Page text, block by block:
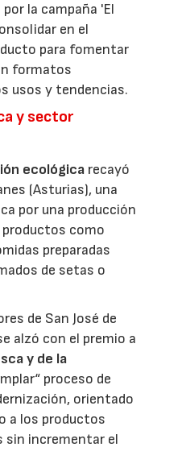
por la campaña 'El
en el
para fomentar
formatos
usos y tendencias.
y sector
ecológica recayó
(Asturias), una
por una producción
productos como
preparadas
de setas o
de San José de
alzó con el premio a
y de la
proceso de
orientado
a los productos
sin incrementar el